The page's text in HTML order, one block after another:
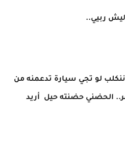
ربيي..
لو تجي سيارة تدعمنه ​من
الحضني حضنته حيل أريد